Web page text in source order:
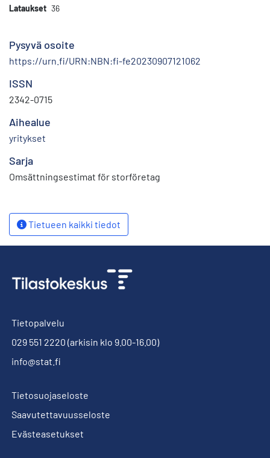
Lataukset 36
Pysyvä osoite
https://urn.fi/URN:NBN:fi-fe20230907121062
ISSN
2342-0715
Aihealue
yritykset
Sarja
Omsättningsestimat för storföretag
Tietueen kaikki tiedot
Tietopalvelu
029 551 2220 (arkisin klo 9.00-16.00)
info@stat.fi
Tietosuojaseloste
Saavutettavuusseloste
Evästeasetukset